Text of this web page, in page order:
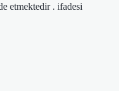
etmektedir . ifadesi